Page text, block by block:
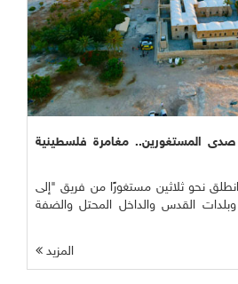
المستغورين.. مغامرة فلسطينية
نحو ثلاثين مستغورًا من فريق "إلى
القدس والداخل المحتل والضفة
المزيد